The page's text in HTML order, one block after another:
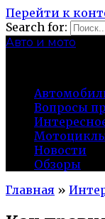
Перейти к
Search for:
Авто и мото
Вопросы
Новости
Обзоры
Главная »